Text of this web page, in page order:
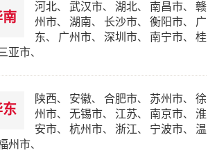
河北、 武汉市、 湖北、 南昌市、
赣
州市、 湖南、 长沙市、 衡阳市、
广
东、 广州市、 深圳市、 南宁市、
桂
亚市、
陕西、 安徽、 合肥市、 苏州市、
徐
州市、 无锡市、 江苏、 南京市、
淮
安市、 杭州市、 浙江、 宁波市、
温
州市、